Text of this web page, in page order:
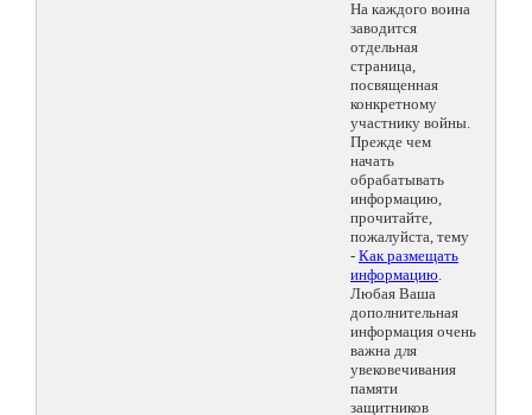
На каждого воина
заводится
отдельная
страница,
посвященная
конкретному
участнику войны.
Прежде чем
начать
обрабатывать
информацию,
прочитайте,
пожалуйста, тему
- Как размещать
информацию.
Любая Ваша
дополнительная
информация очень
важна для
увековечивания
памяти
защитников